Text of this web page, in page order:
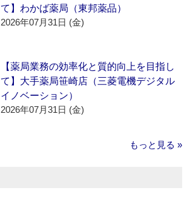
て】わかば薬局（東邦薬品）
2026年07月31日 (金)
【薬局業務の効率化と質的向上を目指し
て】大手薬局笹崎店（三菱電機デジタル
イノベーション）
2026年07月31日 (金)
もっと見る »